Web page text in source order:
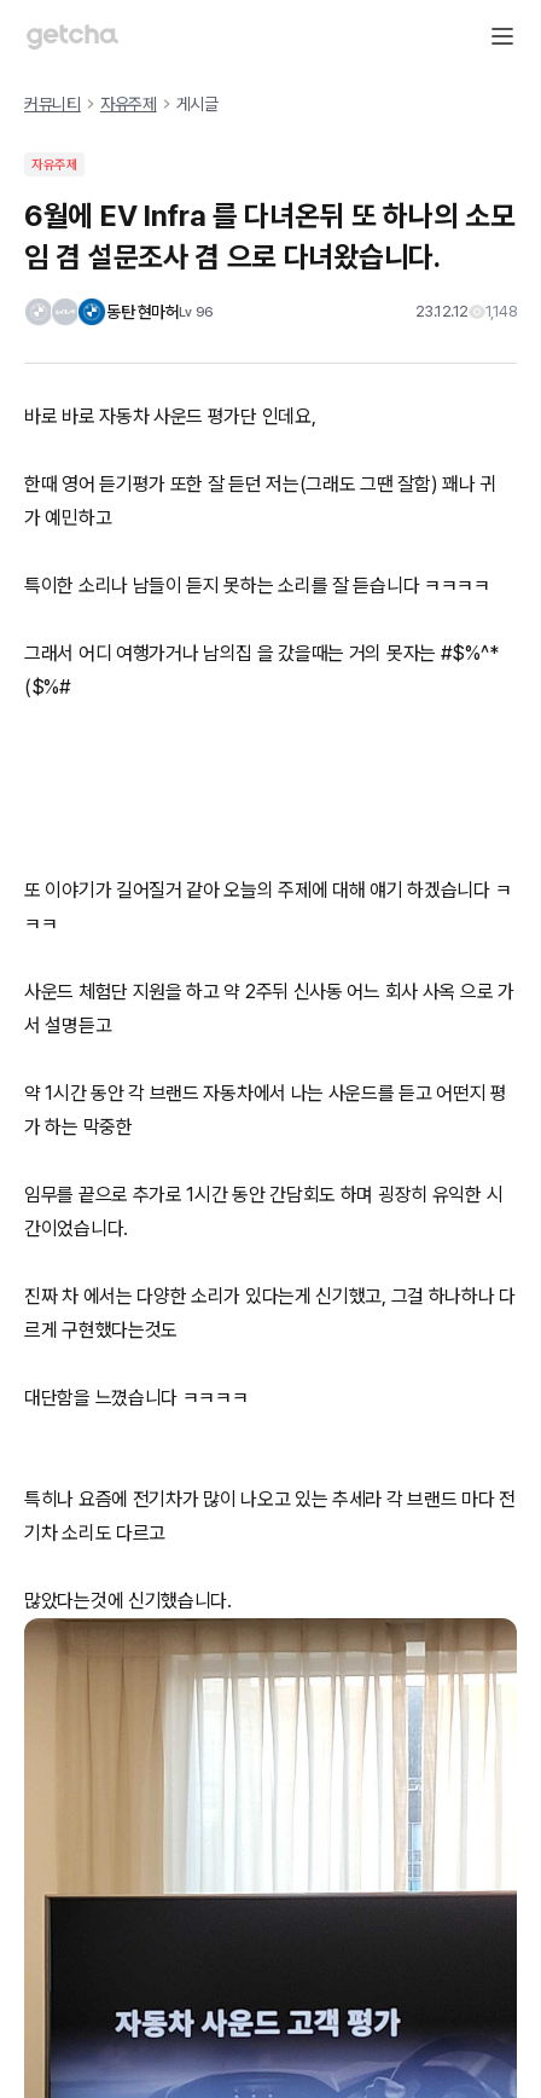
서비스에 문제가 발생했습니다
지속적인 문제가 발생하고 있습니다.
홈으로 돌아가기
에러 코드: SYSTEM_CHUNK_LOAD